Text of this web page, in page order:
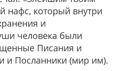
нафс, который внутри
и
человека были
Писания и
и Посланники (мир им).